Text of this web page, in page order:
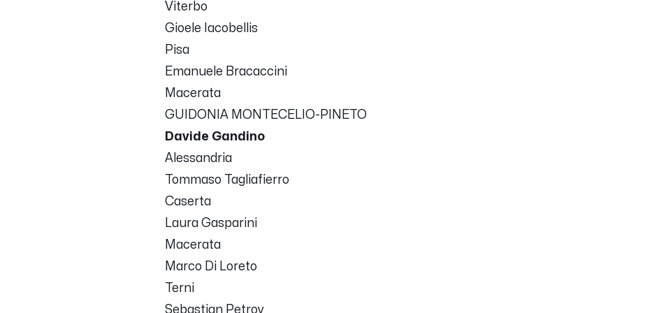
Viterbo
Gioele Iacobellis
Pisa
Emanuele Bracaccini
Macerata
GUIDONIA MONTECELIO-PINETO
Davide Gandino
Alessandria
Tommaso Tagliafierro
Caserta
Laura Gasparini
Macerata
Marco Di Loreto
Terni
Sebastian Petrov